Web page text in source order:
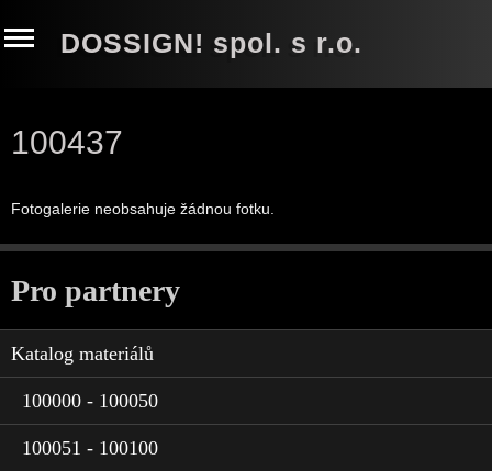
DOSSIGN! spol. s r.o.
100437
Fotogalerie neobsahuje žádnou fotku.
Pro partnery
Katalog materiálů
100000 - 100050
100051 - 100100